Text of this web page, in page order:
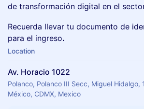
de transformación digital en el
Recuerda llevar tu documento de
para el ingreso.
Location
Av. Horacio 1022
Polanco, Polanco III Secc, Miguel Hidalgo,
México, CDMX, Mexico